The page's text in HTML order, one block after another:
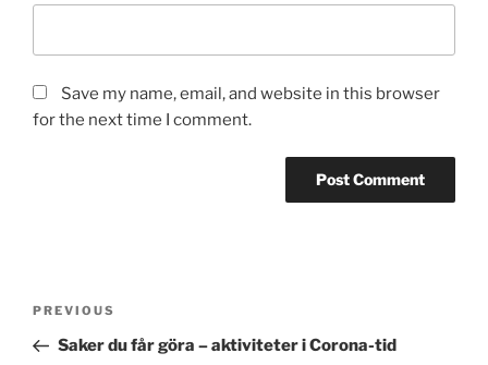
Save my name, email, and website in this browser
for the next time I comment.
Previous
Post
PREVIOUS
Saker du får göra – aktiviteter i Corona-tid